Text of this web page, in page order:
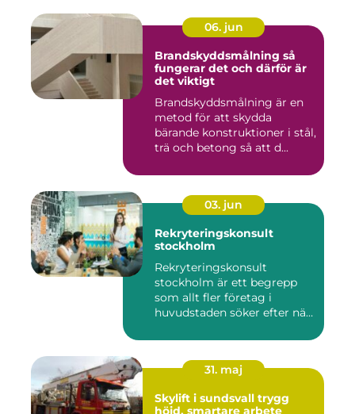
06. jun
Brandskyddsmålning så
fungerar det och därför är
det viktigt
Brandskyddsmålning är en
metod för att skydda
bärande konstruktioner i stål,
trä och betong så att d...
03. jun
Rekryteringskonsult
stockholm
Rekryteringskonsult
stockholm är ett begrepp
som allt fler företag i
huvudstaden söker efter när
31. maj
Skylift i sundsvall trygg
höjd, smartare arbete